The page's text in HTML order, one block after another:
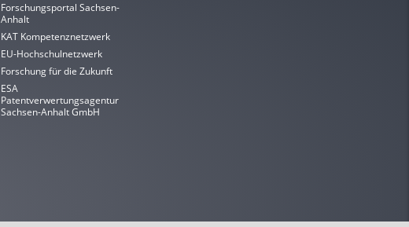
Forschungsportal Sachsen-
Anhalt
KAT Kompetenznetzwerk
EU-Hochschulnetzwerk
Forschung für die Zukunft
ESA
Patentverwertungsagentur
Sachsen-Anhalt GmbH